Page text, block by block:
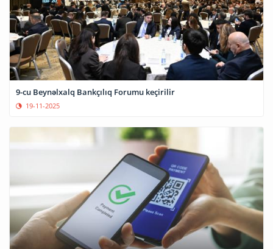
9-cu Beynəlxalq Bankçılıq Forumu keçirilir
19-11-2025